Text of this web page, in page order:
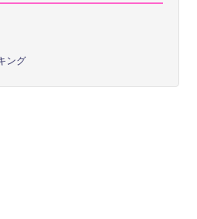
ング